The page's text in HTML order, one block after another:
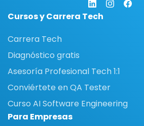
Cursos y Carrera Tech
Carrera Tech
Diagnóstico gratis
Asesoría Profesional Tech 1:1
Conviértete en QA Tester
Curso AI Software Engineering
Para Empresas